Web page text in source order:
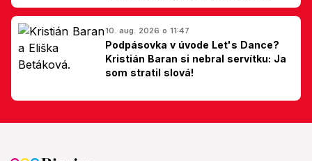
Slovákom
10. aug. 2026 o 11:47
Podpásovka v úvode Let's Dance?
Kristián Baran si nebral servítku: Ja
som stratil slová!